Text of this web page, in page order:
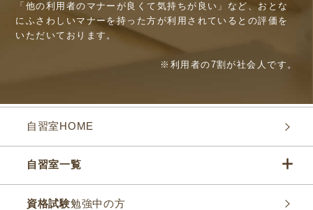
「他の利用者のマナーが良くて気持ちが良い」など、おとな
にふさわしいマナーを持った方が利用されているとの評価を
いただいております。
※利用者の7割が社会人です。
自習室HOME
自習室一覧
資格試験勉強中の方